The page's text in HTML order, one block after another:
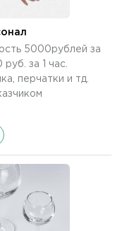
5000рублей за
за 1 час.
перчатки и тд.